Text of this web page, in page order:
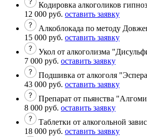
Кодировка алкоголиков
12 000 руб. оставить заявку
Алкоблокада по методу
15 000 руб. оставить заявку
Укол от алкоголизма
7 000 руб. оставить заявку
Подшивка от алкоголя
43 000 руб. оставить заявку
Препарат от пьянства
8 000 руб. оставить заявку
Таблетки от алкогольной
18 000 руб. оставить заявку